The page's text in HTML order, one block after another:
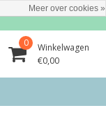
0
Winkelwagen
€0,00
Meer over cookies »